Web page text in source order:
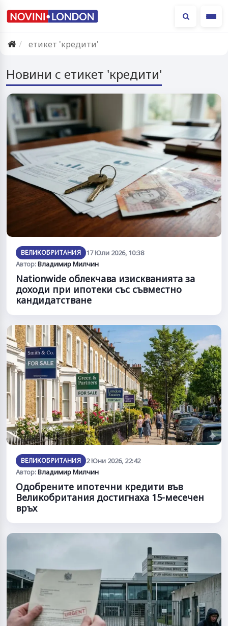
етикет 'кредити'
Новини с етикет 'кредити'
ВЕЛИКОБРИТАНИЯ
17 Юли 2026, 10:38
Автор:Владимир Милчин
Nationwide облекчава изискванията за
доходи при ипотеки със съвместно
кандидатстване
ВЕЛИКОБРИТАНИЯ
2 Юни 2026, 22:42
Автор:Владимир Милчин
Одобрените ипотечни кредити във
Великобритания достигнаха 15-месечен
връх